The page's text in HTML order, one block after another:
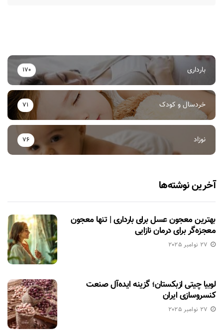
بارداری 170
خردسال و کودک 71
نوزاد 76
آخرین نوشته‌ها
بهترین معجون عسل برای بارداری | تنها معجون
معجزه‌گر برای درمان نازایی
27 نوامبر 2025
لوبیا چیتی ازبکستان؛ گزینه ایده‌آل صنعت
کنسروسازی ایران
27 نوامبر 2025